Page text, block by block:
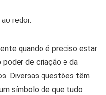
quando é preciso estar
de criação e da
Diversas questões têm
símbolo de que tudo